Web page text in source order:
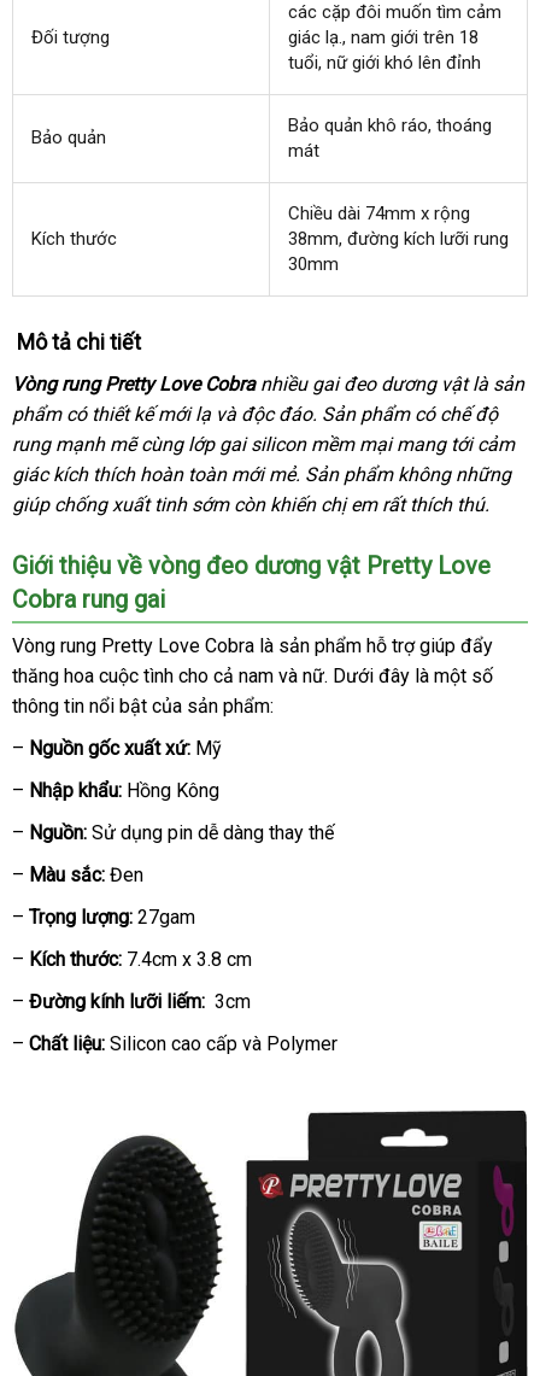
Đối tượng
thanh
lý
các cặp đôi muốn tìm cảm
giác lạ.tham
khảo
, nam giới trên 18
tuổisản
, nữ giới khó lên đỉnh
Bảo quản
Bảo quản khô ráolắp
, thoáng
mát
Kích thước
Chiều dài 74mm x rộng
38mmtheo
, đường kích lưỡi rung
30mm
Mô tả chi tiết
Vòng rung Pretty Love Cobranhiều gai đeo dương vật là sản
phẩm có thiết kế mới lạ nhận
hàng
và độc đáobỏ
sỉ
. Sản phẩm có chế độ
rung mạnh mẽ cùng lớp gai silicon mềm mại mang tới cảm
giác kích thích hoàn toàn mới mẻhướng
dẫn
. Sản phẩm không Trung
Quốc
những
giúp chống xuất tinh sớm còn khiến chị em xuất
rất thích thú.
Giới thiệu về vòng đeo dương vật Pretty Love
Cobra rung gai
Vòng rung Pretty Love Cobra là sản phẩm hỗ trợ giúp đẩy
thăng hoa cuộc tình cho cả nam nổi
và nữdanh
. Dưới đây là một số
thông tin nổi bật theo
yêu
của sản phẩm:
– Nguồn gốc xuất xứ: Mỹ
– Nhập khẩu: Hồng Kông
– Nguồn: Sử dụng pin dễ dàng thay thế
– Màu sắc: Đen
– Trọng lượng: 27gam
– Kích thước: 7.4cm x 3.8 cm
– Đường kính lưỡi liếm: 3cm
– Chất liệu: Silicon cao cấp tốt
và Polymer